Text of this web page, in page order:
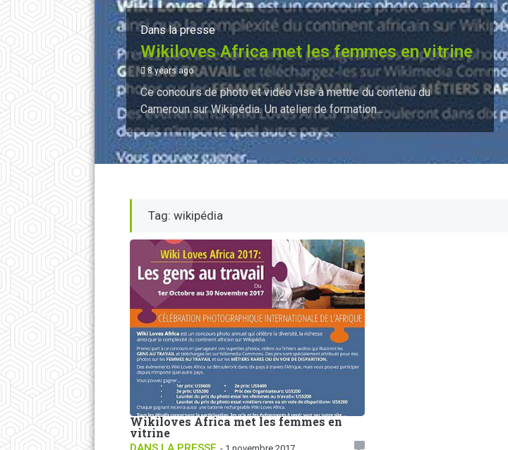
Dans la presse
Wikiloves Africa met les femmes en vitrine
8 years ago
Ce concours de photo et vidéo vise à mettre du contenu du
Cameroun sur Wikipédia. Un atelier de formation...
Tag: wikipédia
Wikiloves Africa met les femmes en
vitrine